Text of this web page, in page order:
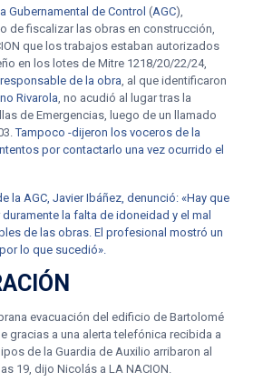
Gubernamental de Control (AGC),
de fiscalizar las obras en construcción,
que los trabajos estaban autorizados
en los lotes de Mitre 1218/20/22/24,
de la obra, al que identificaron
Rivarola, no acudió al lugar tras la
de Emergencias, luego de un llamado
Tampoco -dijeron los voceros de la
por contactarlo una vez ocurrido el
la AGC, Javier Ibáñez, denunció: «Hay que
la falta de idoneidad y el mal
de las obras. El profesional mostró un
lo que sucedió».
evacuación del edificio de Bartolomé
gracias a una alerta telefónica recibida a
de la Guardia de Auxilio arribaron al
19, dijo Nicolás a LA NACION.